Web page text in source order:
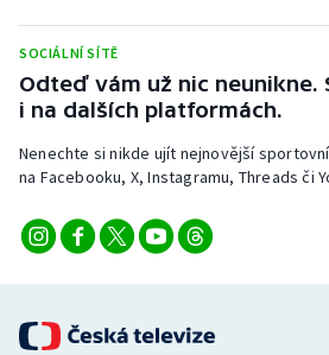
Stolní tenis
Triatlon
Veslování
Vodní slalom
Volejbal
Ostatní
SOCIÁLNÍ SÍTĚ
Odteď vám už nic neunikne.
i na dalších platformách.
Nenechte si nikde ujít nejnovější
na Facebooku, X, Instagramu, Threads či